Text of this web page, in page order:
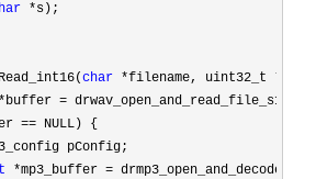
*
char *filename, uint32_t
=
==
*mp3_buffer =